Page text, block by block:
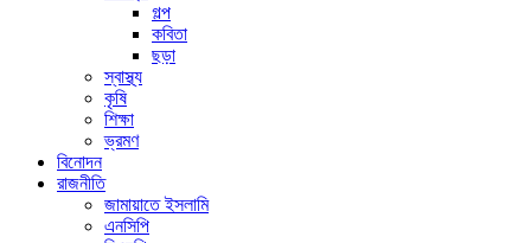
গল্প
কবিতা
ছড়া
স্বাস্থ্য
কৃষি
শিক্ষা
ভ্রমণ
বিনোদন
রাজনীতি
জামায়াতে ইসলামি
এনসিপি